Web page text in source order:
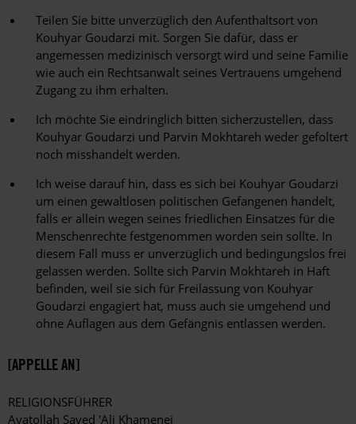
Teilen Sie bitte unverzüglich den Aufenthaltsort von
Kouhyar Goudarzi mit. Sorgen Sie dafür, dass er
angemessen medizinisch versorgt wird und seine Familie
wie auch ein Rechtsanwalt seines Vertrauens umgehend
Zugang zu ihm erhalten.
Ich möchte Sie eindringlich bitten sicherzustellen, dass
Kouhyar Goudarzi und Parvin Mokhtareh weder gefoltert
noch misshandelt werden.
Ich weise darauf hin, dass es sich bei Kouhyar Goudarzi
um einen gewaltlosen politischen Gefangenen handelt,
falls er allein wegen seines friedlichen Einsatzes für die
Menschenrechte festgenommen worden sein sollte. In
diesem Fall muss er unverzüglich und bedingungslos frei
gelassen werden. Sollte sich Parvin Mokhtareh in Haft
befinden, weil sie sich für Freilassung von Kouhyar
Goudarzi engagiert hat, muss auch sie umgehend und
ohne Auflagen aus dem Gefängnis entlassen werden.
[APPELLE AN]
RELIGIONSFÜHRER
Ayatollah Sayed 'Ali Khamenei